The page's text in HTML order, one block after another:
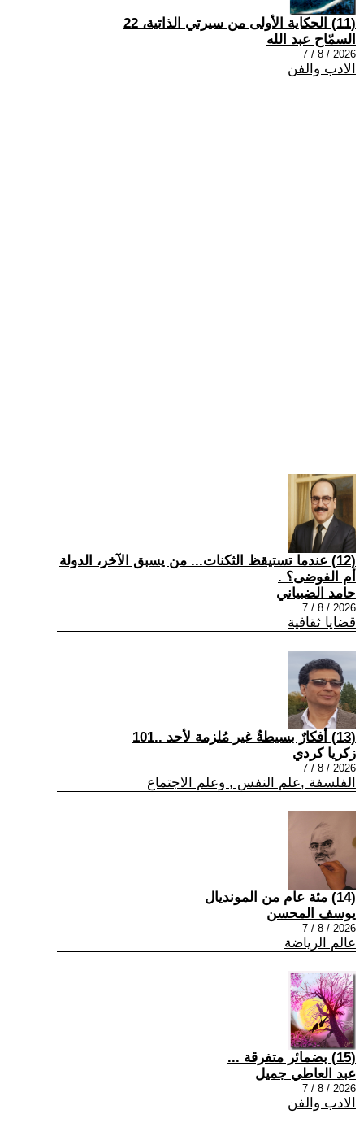
(11) الحكاية الأولى من سيرتي الذاتية، 22
السمّاح عبد الله
2026 / 8 / 7
الادب والفن
(12) عندما تستيقظ الثكنات... من يسبق الآخر، الدولة
أم الفوضى؟ .
حامد الضبياني
2026 / 8 / 7
قضايا ثقافية
(13) أفكارٌ بسيطةٌ غير مُلزمة لأحد ..101
زكريا كردي
2026 / 8 / 7
الفلسفة ,علم النفس , وعلم الاجتماع
(14) مئة عام من المونديال
يوسف المحسن
2026 / 8 / 7
عالم الرياضة
(15) بضمائر متفرقة ...
عبد العاطي جميل
2026 / 8 / 7
الادب والفن